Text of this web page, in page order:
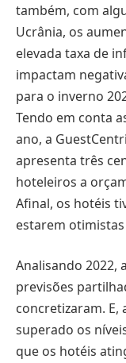
também, com
Ucrânia, os
elevada taxa de
impactam
para o inverno
Tendo em conta
ano, a
apresenta três
hoteleiros a
Afinal, os hotéis
estarem otimistas
Analisando 2022,
previsões
concretizaram. E,
superado os
que os hotéis